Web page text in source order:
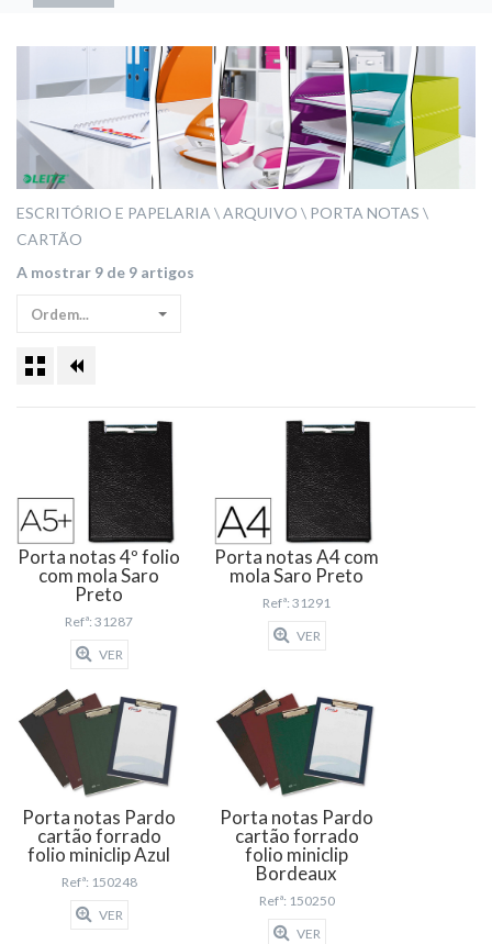
ESCRITÓRIO E PAPELARIA ARQUIVO
PORTA NOTAS
CARTÃO
A mostrar 9 de 9 artigos
Ordem...
Porta notas 4º folio
com mola Saro
Preto
Refª: 31287
VER
Porta notas A4 com
mola Saro Preto
Refª: 31291
VER
Porta notas Pardo
cartão forrado
folio miniclip Azul
Refª: 150248
VER
Porta notas Pardo
cartão forrado
folio miniclip
Bordeaux
Refª: 150250
VER